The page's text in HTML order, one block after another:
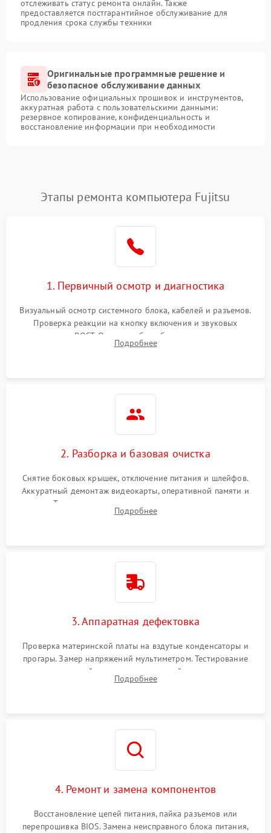
отслеживать статус ремонта онлайн. Также
предоставляется постгарантийное обслуживание для
продления срока службы техники
Оригинальные программные решение и
безопасное обслуживание данных
Использование официальных прошивок и инструментов,
аккуратная работа с пользовательскими данными:
резервное копирование, конфиденциальность и
восстановление информации при необходимости
Этапы ремонта компьютера Fujitsu
1. Первичный осмотр и диагностика
Визуальный осмотр системного блока, кабелей и разъемов.
Проверка реакции на кнопку включения и звуковых
сигналов POST. Оценка работы блока питания для
локализации базовых неисправностей без полного разбора.
Подробнее
2. Разборка и базовая очистка
Снятие боковых крышек, отключение питания и шлейфов.
Аккуратный демонтаж видеокарты, оперативной памяти и
кулеров. Тщательная очистка корпуса и радиаторов от пыли
с помощью сжатого воздуха для предотвращения
Подробнее
3. Аппаратная дефектовка
Проверка материнской платы на вздутые конденсаторы и
прогары. Замер напряжений мультиметром. Тестирование
оперативной памяти и накопителей с помощью
диагностического ПО для выявления сбойных секторов и
Подробнее
4. Ремонт и замена компонентов
Восстановление цепей питания, пайка разъемов или
перепрошивка BIOS. Замена неисправного блока питания,